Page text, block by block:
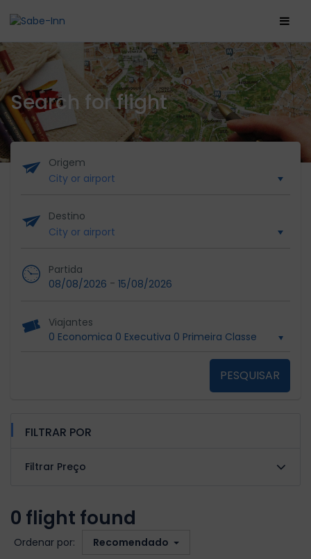
Search for flight
Origem
Destino
Partida
08/08/2026 - 15/08/2026
Viajantes
0 Economica 0 Executiva 0 Primeira Classe
PESQUISAR
FILTRAR POR
Filtrar Preço
0 flight found
Ordenar por: Recomendado